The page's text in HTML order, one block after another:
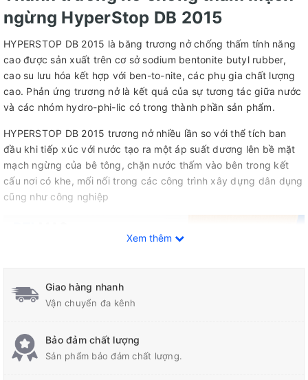
ngừng HyperStop DB 2015
HYPERSTOP DB 2015 là băng trương nở chống thấm tính năng
cao được sản xuất trên cơ sở sodium bentonite butyl rubber,
cao su lưu hóa kết hợp với ben-to-nite, các phụ gia chất lượng
cao. Phản ứng trương nở là kết quả của sự tương tác giữa nước
và các nhóm hydro-phi-lic có trong thành phần sản phẩm.
HYPERSTOP DB 2015 trương nở nhiều lần so với thể tích ban
đầu khi tiếp xúc với nước tạo ra một áp suất dương lên bề mặt
mạch ngừng của bê tông, chặn nước thấm vào bên trong kết
cấu nơi có khe, mối nối trong các công trình xây dựng dân dụng
cũng như công nghiệp
Xem thêm
Giao hàng nhanh
Vận chuyển đa kênh
Bảo đảm chất lượng
Sản phẩm bảo đảm chất lượng.